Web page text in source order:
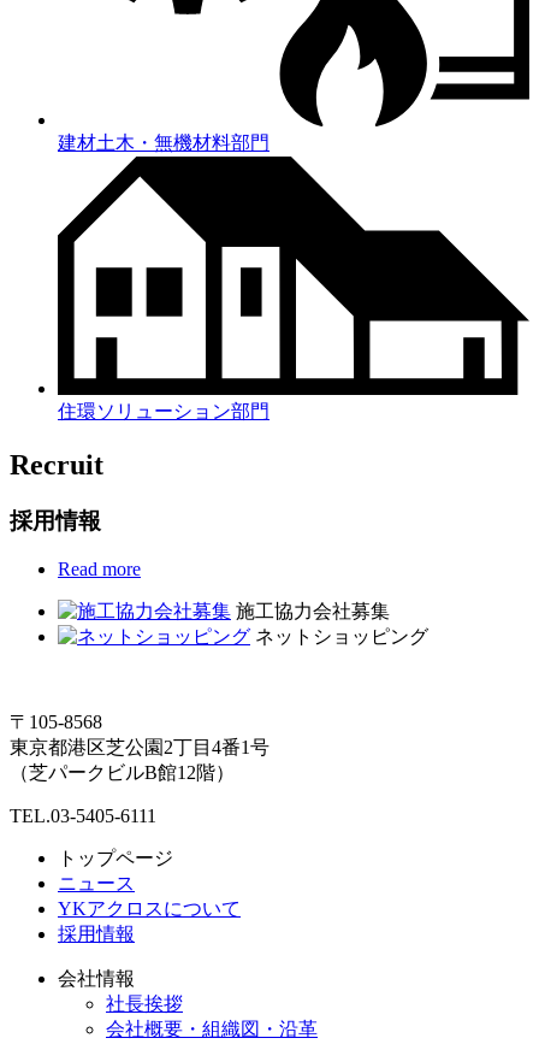
建材土木・無機材料部門
住環ソリューション部門
Recruit
採用情報
Read more
施工協力会社募集
ネットショッピング
〒105-8568
東京都港区芝公園2丁目4番1号
（芝パークビルB館12階）
TEL.03-5405-6111
トップページ
ニュース
YKアクロスについて
採用情報
会社情報
社長挨拶
会社概要・組織図・沿革